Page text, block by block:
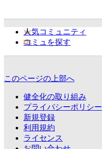
人気コミュニティ
コミュを探す
このページの上部へ
健全化の取り組み
プライバシーポリシー
新規登録
利用規約
ライセンス